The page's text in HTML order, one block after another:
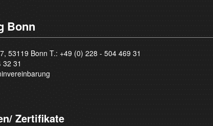
Bonn
53119 Bonn T.: +49 (0) 228 - 504 469 31
31
Zertifikate